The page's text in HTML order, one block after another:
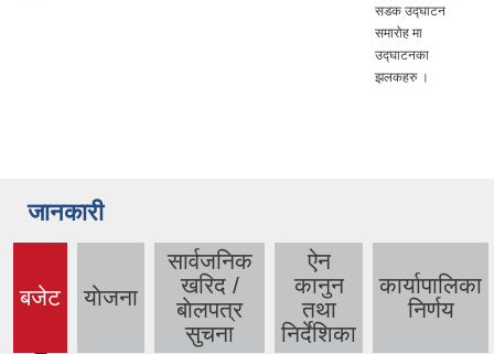
सडक उद्घ‍ाटन
समारोह मा
उद्घ‍ाटनका
झलकहरु ।
जानकारी
बजेट
(active
याेजना
सार्वजनिक
खरिद /
बाेलपत्र
सुचना
ऐन
कानुन
तथा
निर्देशिका
कार्यापालिका
निर्णय